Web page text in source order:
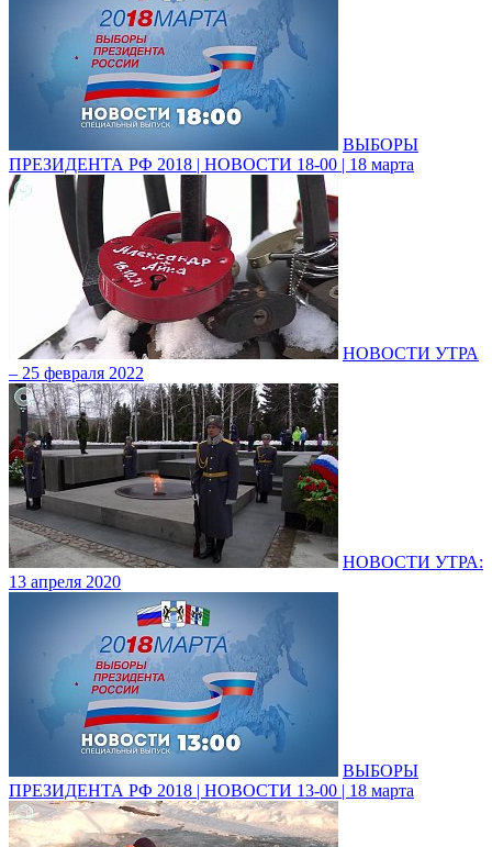
ВЫБОРЫ
ПРЕЗИДЕНТА РФ 2018 | НОВОСТИ 18-00 | 18 марта
НОВОСТИ УТРА
– 25 февраля 2022
НОВОСТИ УТРА:
13 апреля 2020
ВЫБОРЫ
ПРЕЗИДЕНТА РФ 2018 | НОВОСТИ 13-00 | 18 марта